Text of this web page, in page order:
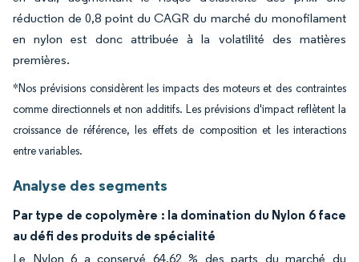
réduction de 0,8 point du CAGR du marché du monofilament
en nylon est donc attribuée à la volatilité des matières
premières.
*Nos prévisions considèrent les impacts des moteurs et des contraintes
comme directionnels et non additifs. Les prévisions d'impact reflètent la
croissance de référence, les effets de composition et les interactions
entre variables.
Analyse des segments
Par type de copolymère : la domination du Nylon 6 face
au défi des produits de spécialité
Le Nylon 6 a conservé 64,62 % des parts du marché du